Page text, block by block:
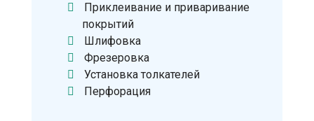
Приклеивание и приваривание
покрытий
Шлифовка
Фрезеровка
Установка толкателей
Перфорация